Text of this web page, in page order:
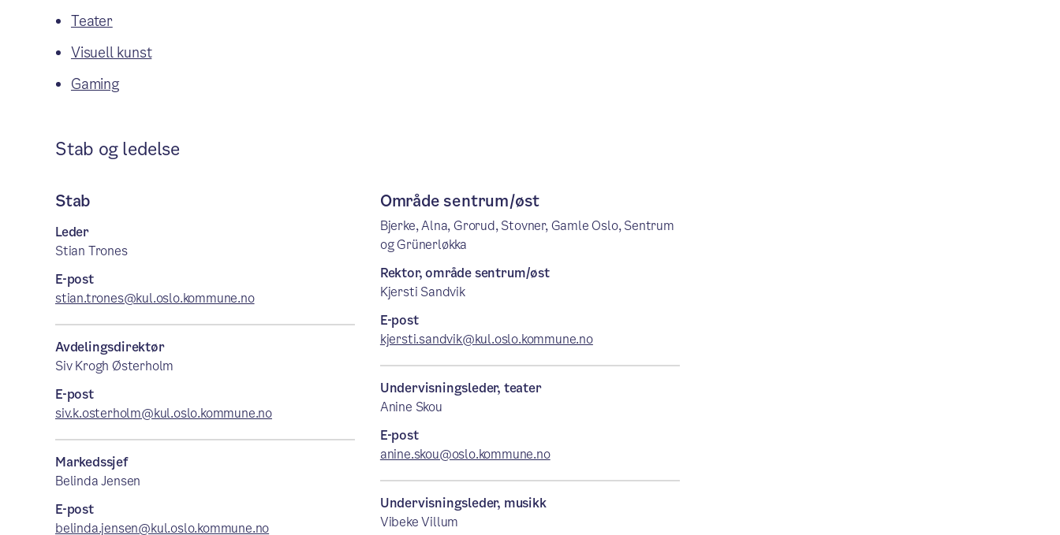
Teater
Visuell kunst
Gaming
Stab og ledelse
Stab
Leder
Stian Trones
E-post
stian.trones@kul.oslo.kommune.no
Avdelingsdirektør
Siv Krogh Østerholm
E-post
siv.k.osterholm@kul.oslo.kommune.no
Markedssjef
Belinda Jensen
E-post
belinda.jensen@kul.oslo.kommune.no
Område sentrum/øst
Bjerke, Alna, Grorud, Stovner, Gamle Oslo, Sentrum
og Grünerløkka
Rektor, område sentrum/øst
Kjersti Sandvik
E-post
kjersti.sandvik@kul.oslo.kommune.no
Undervisningsleder, teater
Anine Skou
E-post
anine.skou@oslo.kommune.no
Undervisningsleder, musikk
Vibeke Villum